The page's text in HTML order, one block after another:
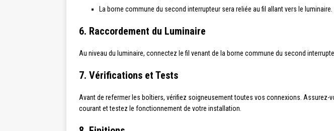
La borne commune du second interrupteur sera reliée au fil allant vers le luminaire.
6. Raccordement du Luminaire
Au niveau du luminaire, connectez le fil venant de la borne commune du second
7. Vérifications et Tests
Avant de refermer les boîtiers, vérifiez soigneusement toutes vos connexions.
courant et testez le fonctionnement de votre installation.